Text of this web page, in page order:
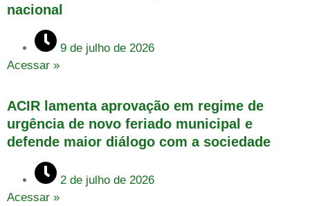
nacional
9 de julho de 2026
Acessar »
ACIR lamenta aprovação em regime de
urgência de novo feriado municipal e
defende maior diálogo com a sociedade
2 de julho de 2026
Acessar »